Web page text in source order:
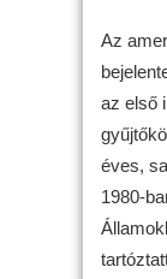
Az
az első
éves,
1980-